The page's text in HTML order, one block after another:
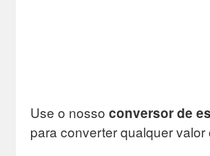
Use o nosso conversor de
para converter qualquer valor